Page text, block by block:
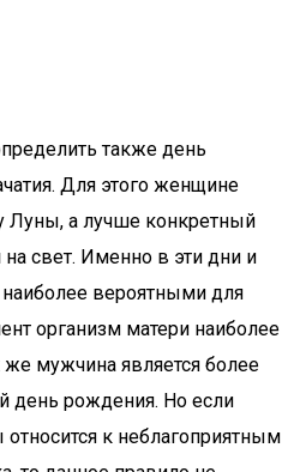
также день
Для этого женщине
Луны, а лучше конкретный
свет. Именно в эти дни и
вероятными для
организм матери наиболее
же мужчина является более
день рождения. Но если
к неблагоприятным